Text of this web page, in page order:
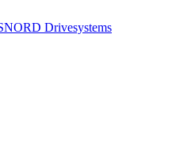
NORD Drivesystems